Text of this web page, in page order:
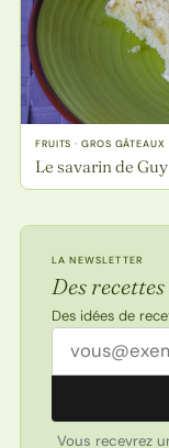
FRUITS · GROS GÂTEAUX
Le savarin de Guy
LA NEWSLETTER
Des
Des idées de
Adresse
Vous recevrez